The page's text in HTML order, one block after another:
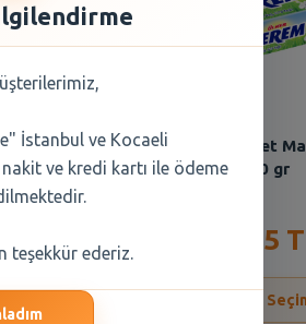
Beyaz
250 gr
TL
Terem Paket
250 gr
68,75
Şube
İstanbul ve Kocaeli
ve kredi kartı ile ödeme
teşekkür ederiz.